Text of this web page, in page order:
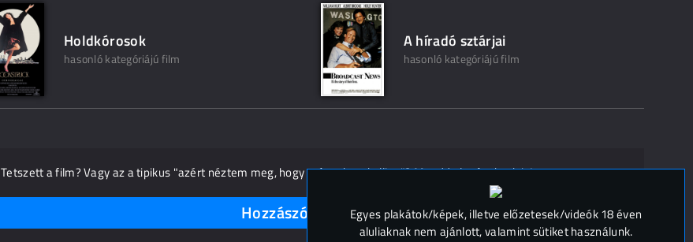
Holdkórosok
hasonló kategóriájú film
A híradó sztárjai
hasonló kategóriájú film
Tetszett a film? Vagy az a tipikus "azért néztem meg, hogy másnak ne kelljen"? Mondd el másoknak is!
Hozzászólások (0)
Egyes plakátok/képek, illetve előzetesek/videók 18 éven
aluliaknak nem ajánlott, valamint sütiket használunk.